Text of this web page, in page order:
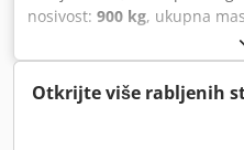
nosivost: 900 kg, ukupna
, širina
dimenzija gume:165r13c,
Otkrijte više rabljenih